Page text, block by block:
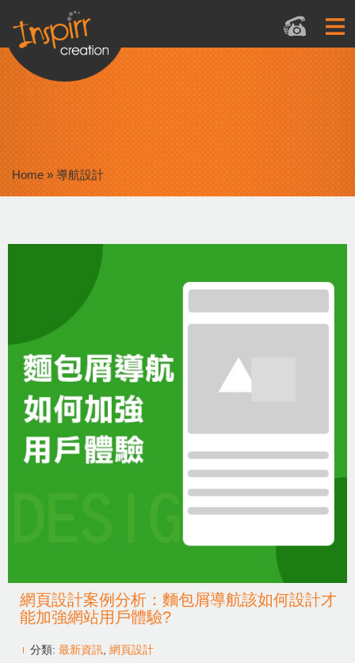
Home » 導航設計
網頁設計案例分析：麵包屑導航該如何設計才
能加強網站用戶體驗?
分類: 最新資訊 網頁設計